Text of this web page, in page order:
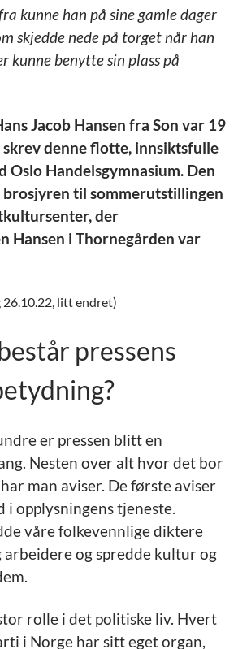
kunne han på sine gamle dager
skjedde nede på torget når han
kunne benytte sin plass på
Jacob Hansen fra Son var 19
skrev denne flotte, innsiktsfulle
Oslo Handelsgymnasium. Den
brosjyren til sommerutstillingen
der
Hansen i Thornegården var
litt endret)
pressens
er pressen blitt en
Nesten over alt hvor det bor
man aviser. De første aviser
i opplysningens tjeneste.
våre folkevennlige diktere
og spredde kultur og
rolle i det politiske liv. Hvert
i Norge har sitt eget organ,